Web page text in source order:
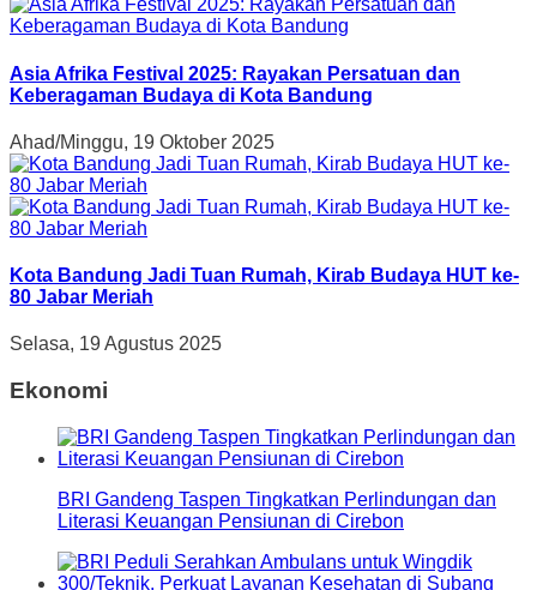
Asia Afrika Festival 2025: Rayakan Persatuan dan
Keberagaman Budaya di Kota Bandung
Ahad/Minggu, 19 Oktober 2025
Kota Bandung Jadi Tuan Rumah, Kirab Budaya HUT ke-
80 Jabar Meriah
Selasa, 19 Agustus 2025
Ekonomi
BRI Gandeng Taspen Tingkatkan Perlindungan dan
Literasi Keuangan Pensiunan di Cirebon